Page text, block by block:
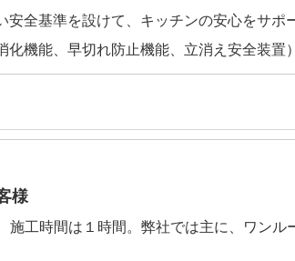
安全基準を設けて、キッチンの安心をサポ
機能、早切れ防止機能、立消え安全装置）
様
施工時間は１時間。弊社では主に、ワンル